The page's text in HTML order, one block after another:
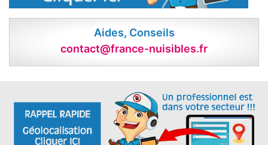
Aides, Conseils
contact@france-nuisibles.fr